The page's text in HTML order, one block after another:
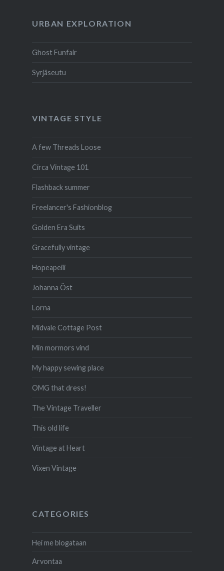
URBAN EXPLORATION
Ghost Funfair
Syrjäseutu
VINTAGE STYLE
A few Threads Loose
Circa Vintage 101
Flashback summer
Freelancer's Fashionblog
Golden Era Suits
Gracefully vintage
Hopeapeili
Johanna Öst
Lorna
Midvale Cottage Post
Min mormors vind
My happy sewing place
OMG that dress!
The Vintage Traveller
This old life
Vintage at Heart
Vixen Vintage
CATEGORIES
Hei me blogataan
Arvontaa